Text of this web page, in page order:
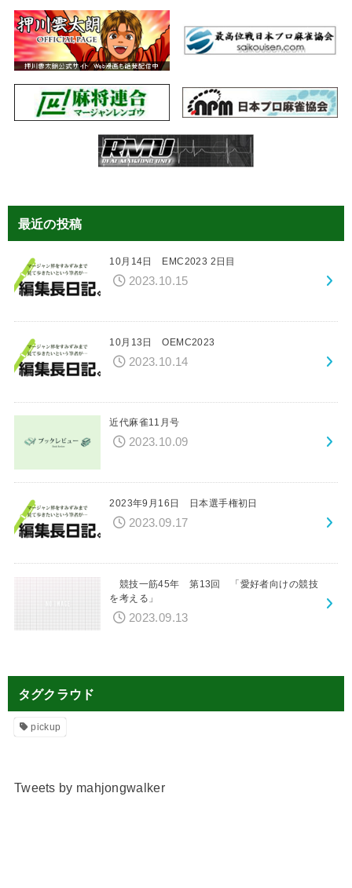
最近の投稿
10月14日 EMC2023 2日目
2023.10.15
10月13日 OEMC2023
2023.10.14
近代麻雀11月号
2023.10.09
2023年9月16日 日本選手権初日
2023.09.17
競技一筋45年 第13回 「愛好者向けの競技
を考える」
2023.09.13
タグクラウド
pickup
Tweets by mahjongwalker